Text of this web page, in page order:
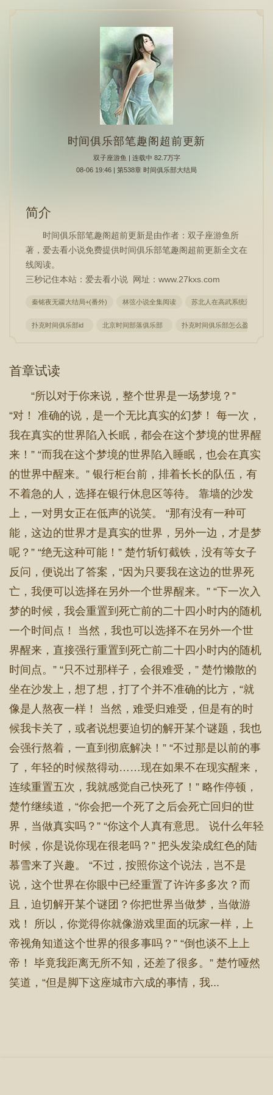
时间俱乐部笔趣阁超前更新
双子座游鱼 | 连载中 82.7万字
08-06 19:46 | 第538章 时间俱乐部大结局
简介
时间俱乐部笔趣阁超前更新是由作者：双子座游鱼所
著，爱去看小说免费提供时间俱乐部笔趣阁超前更新全文在
线阅读。
三秒记住本站：爱去看小说 网址：www.27kxs.com
秦铭夜无疆大结局+(番外) 林弦小说全集阅读 苏北人在高武系统活在玄
扑克时间俱乐部id 北京时间部落俱乐部 扑克时间俱乐部怎么盈利
首章试读
“所以对于你来说，整个世界是一场梦境？”
“对！ 准确的说，是一个无比真实的幻梦！ 每一次，
我在真实的世界陷入长眠，都会在这个梦境的世界醒
来！” “而我在这个梦境的世界陷入睡眠，也会在真实
的世界中醒来。” 银行柜台前，排着长长的队伍，有
不着急的人，选择在银行休息区等待。 靠墙的沙发
上，一对男女正在低声的说笑。 “那有没有一种可
能，这边的世界才是真实的世界，另外一边，才是梦
呢？” “绝无这种可能！” 楚竹斩钉截铁，没有等女子
反问，便说出了答案，“因为只要我在这边的世界死
亡，我便可以选择在另外一个世界醒来。” “下一次入
梦的时候，我会重置到死亡前的二十四小时内的随机
一个时间点！ 当然，我也可以选择不在另外一个世
界醒来，直接强行重置到死亡前二十四小时内的随机
时间点。” “只不过那样子，会很难受，” 楚竹懒散的
坐在沙发上，想了想，打了个并不准确的比方，“就
像是人熬夜一样！ 当然，难受归难受，但是有的时
候我卡关了，或者说想要迫切的解开某个谜题，我也
会强行熬着，一直到彻底解决！” “不过那是以前的事
了，年轻的时候熬得动……现在如果不在现实醒来，
连续重置五次，我就感觉自己快死了！” 略作停顿，
楚竹继续道，“你会把一个死了之后会死亡回归的世
界，当做真实吗？” “你这个人真有意思。 说什么年轻
时候，你是说你现在很老吗？” 把头发染成红色的陆
慕雪来了兴趣。 “不过，按照你这个说法，岂不是
说，这个世界在你眼中已经重置了许许多多次？而
且，迫切解开某个谜团？你把世界当做梦，当做游
戏！ 所以，你觉得你就像游戏里面的玩家一样，上
帝视角知道这个世界的很多事吗？” “倒也谈不上上
帝！ 毕竟我距离无所不知，还差了很多。” 楚竹哑然
笑道，“但是脚下这座城市六成的事情，我...